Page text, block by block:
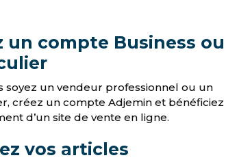
un compte Business ou
soyez un vendeur professionnel ou un
créez un compte Adjemin et bénéficiez
d’un site de vente en ligne.
vos articles